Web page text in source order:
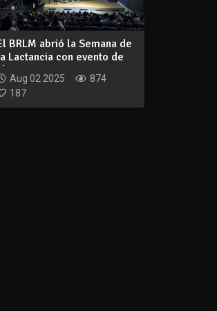
BRLM abrió la Semana de
Lactancia con evento de
alto i...
Aug 02 2025
874
187